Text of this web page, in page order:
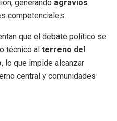
generando agravios
competenciales.
que el debate político se
técnico al terreno del
, lo que impide alcanzar
central y comunidades